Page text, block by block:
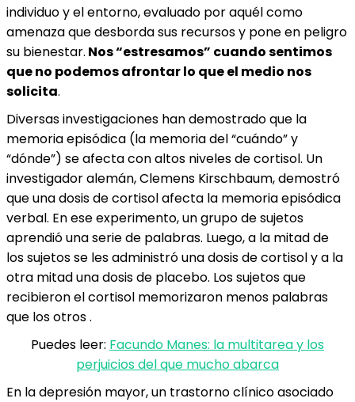
individuo y el entorno, evaluado por aquél como
amenaza que desborda sus recursos y pone en peligro
su bienestar. Nos “estresamos” cuando sentimos
que no podemos afrontar lo que el medio nos
solicita.
Diversas investigaciones han demostrado que la
memoria episódica (la memoria del “cuándo” y
“dónde”) se afecta con altos niveles de cortisol. Un
investigador alemán, Clemens Kirschbaum, demostró
que una dosis de cortisol afecta la memoria episódica
verbal. En ese experimento, un grupo de sujetos
aprendió una serie de palabras. Luego, a la mitad de
los sujetos se les administró una dosis de cortisol y a la
otra mitad una dosis de placebo. Los sujetos que
recibieron el cortisol memorizaron menos palabras
que los otros .
Puedes leer: Facundo Manes: la multitarea y los
perjuicios del que mucho abarca
En la depresión mayor, un trastorno clínico asociado